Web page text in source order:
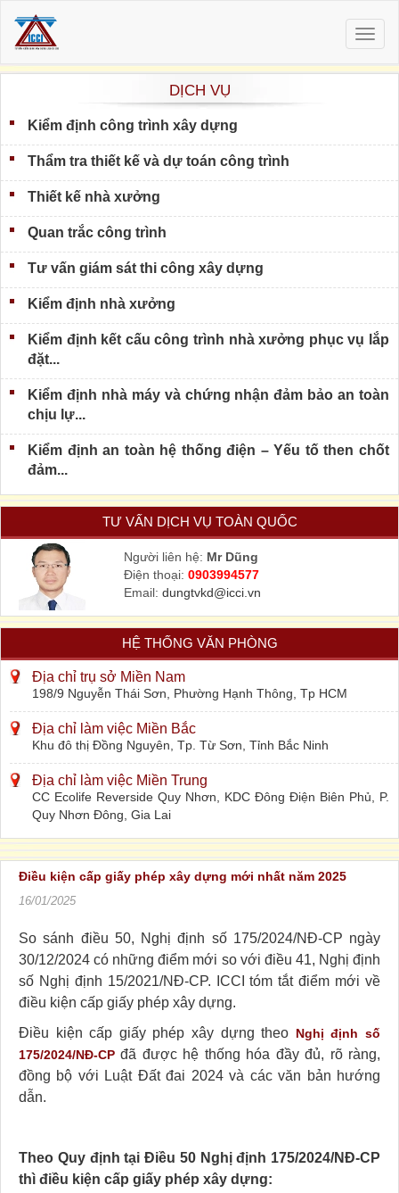
DỊCH VỤ
Kiểm định công trình xây dựng
Thẩm tra thiết kế và dự toán công trình
Thiết kế nhà xưởng
Quan trắc công trình
Tư vấn giám sát thi công xây dựng
Kiểm định nhà xưởng
Kiểm định kết cấu công trình nhà xưởng phục vụ lắp
đặt...
Kiểm định nhà máy và chứng nhận đảm bảo an toàn
chịu lự...
Kiểm định an toàn hệ thống điện – Yếu tố then chốt
đảm...
TƯ VẤN DỊCH VỤ TOÀN QUỐC
Người liên hệ: Mr Dũng
Điện thoại: 0903994577
Email: dungtvkd@icci.vn
HỆ THỐNG VĂN PHÒNG
Địa chỉ trụ sở Miền Nam
198/9 Nguyễn Thái Sơn, Phường Hạnh Thông, Tp HCM
Địa chỉ làm việc Miền Bắc
Khu đô thị Đồng Nguyên, Tp. Từ Sơn, Tỉnh Bắc Ninh
Địa chỉ làm việc Miền Trung
CC Ecolife Reverside Quy Nhơn, KDC Đông Điện Biên Phủ, P.
Quy Nhơn Đông, Gia Lai
Điều kiện cấp giấy phép xây dựng mới nhất năm 2025
16/01/2025
So sánh điều 50, Nghị định số 175/2024/NĐ-CP ngày
30/12/2024 có những điểm mới so với điều 41, Nghị định
số Nghị định 15/2021/NĐ-CP. ICCI tóm tắt điểm mới về
điều kiện cấp giấy phép xây dựng.
Điều kiện cấp giấy phép xây dựng theo Nghị định số
175/2024/NĐ-CP đã được hệ thống hóa đầy đủ, rõ ràng,
đồng bộ với Luật Đất đai 2024 và các văn bản hướng
dẫn.
Theo Quy định tại Điều 50 Nghị định 175/2024/NĐ-CP
thì điều kiện cấp giấy phép xây dựng: